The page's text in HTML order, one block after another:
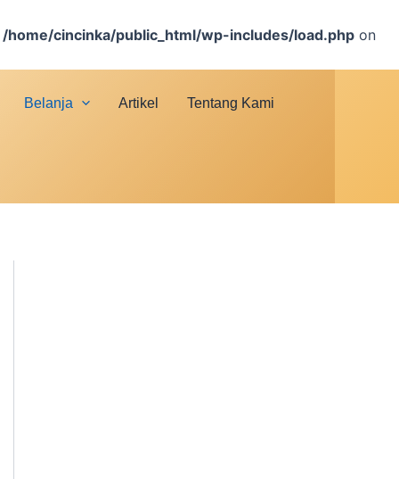
/home/cincinka/public_html/wp-includes/load.php on
Belanja Artikel Tentang Kami